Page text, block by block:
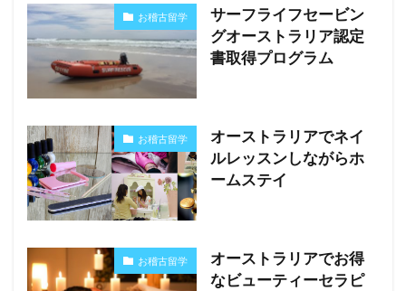
お稽古留学
サーフライフセービン
グオーストラリア認定
書取得プログラム
お稽古留学
オーストラリアでネイ
ルレッスンしながらホ
ームステイ
お稽古留学
オーストラリアでお得
なビューティーセラピ